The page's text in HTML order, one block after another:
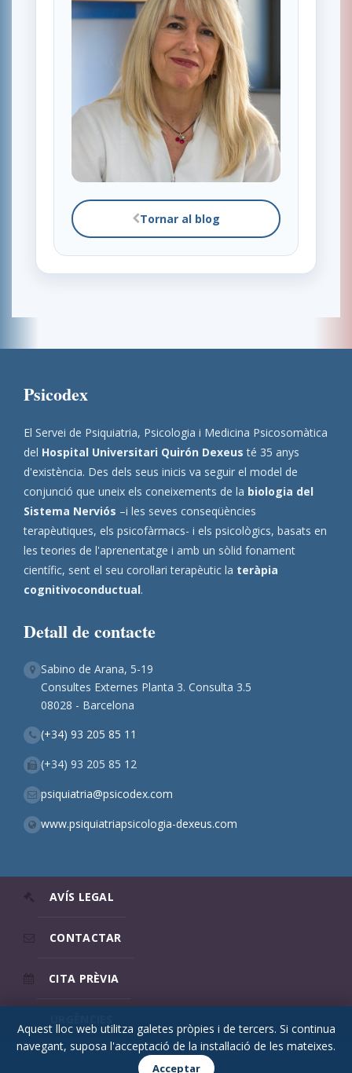
Tornar al blog
Psicodex
El Servei de Psiquiatria, Psicologia i Medicina Psicosomàtica
del Hospital Universitari Quirón Dexeus té 35 anys
d'existència. Des dels seus inicis va seguir el model de
conjunció que uneix els coneixements de la biologia del
Sistema Nerviós –i les seves conseqüències
terapèutiques, els psicofàrmacs- i els psicològics, basats en
les teories de l'aprenentatge i amb un sòlid fonament
científic, sent el seu corol·lari terapèutic la teràpia
cognitivoconductual.
Detall de contacte
Sabino de Arana, 5-19
Consultes Externes Planta 3. Consulta 3.5
08028 - Barcelona
(+34) 93 205 85 11
(+34) 93 205 85 12
psiquiatria@psicodex.com
www.psiquiatriapsicologia-dexeus.com
AVÍS LEGAL
CONTACTAR
CITA PRÈVIA
© 2026 Psicodex
Aquest lloc web utilitza galetes pròpies i de tercers. Si continua
navegant, suposa l'acceptació de la instal·lació de les mateixes.
Acceptar